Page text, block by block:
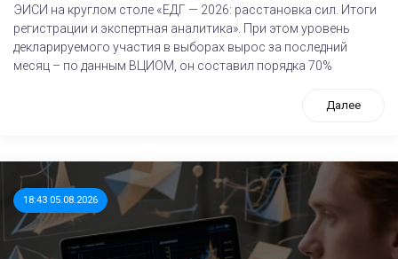
ЭИСИ на круглом столе «ЕДГ — 2026: расстановка сил. Итоги
регистрации и экспертная аналитика». При этом уровень
декларируемого участия в выборах вырос за последний
месяц – по данным ВЦИОМ, он составил порядка 70%
Далее
18:43 05.08.2026